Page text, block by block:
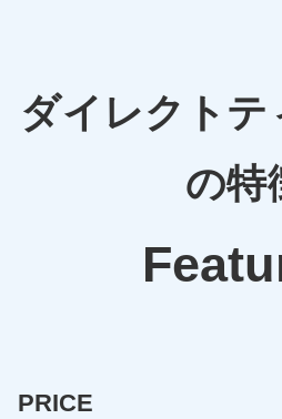
ダイレクトテ
の特
PRICE